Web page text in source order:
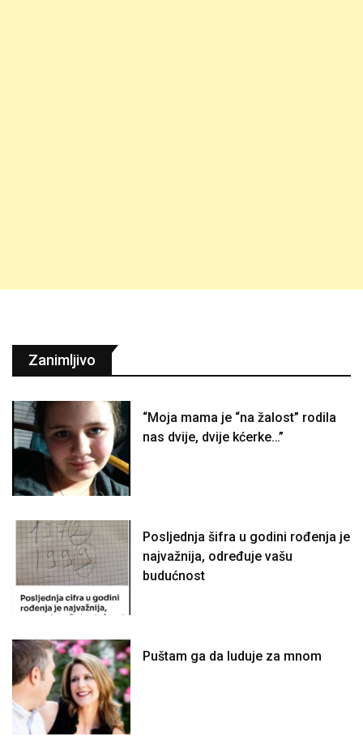
Zanimljivo
“Moja mama je “na žalost” rodila
nas dvije, dvije kćerke…”
Posljednja šifra u godini rođenja je
najvažnija, određuje vašu
budućnost
Puštam ga da luduje za mnom